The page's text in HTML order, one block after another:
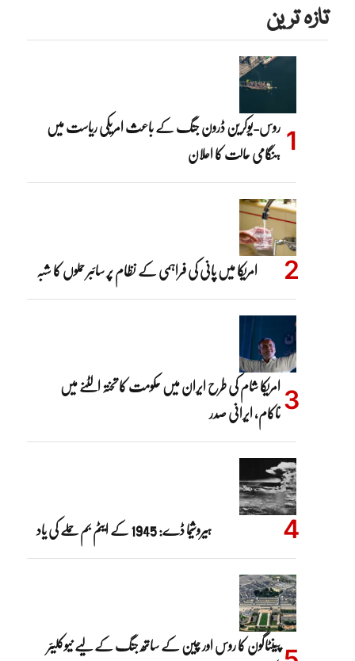
تازہ ترین
روس-یوکرین ڈرون جنگ کے باعث امریکی ریاست میں
ہنگامی حالت کا اعلان
امریکا میں پانی کی فراہمی کے نظام پر سائبر حملوں کا شبہ
امریکا شام کی طرح ایران میں حکومت کا تختہ الٹنے میں
ناکام، ایرانی صدر
ہیروشیما ڈے: 1945 کے ایٹم بم حملے کی یاد
پینٹاگون کا روس اور چین کے ساتھ جنگ کے لیے نیوکلیئر